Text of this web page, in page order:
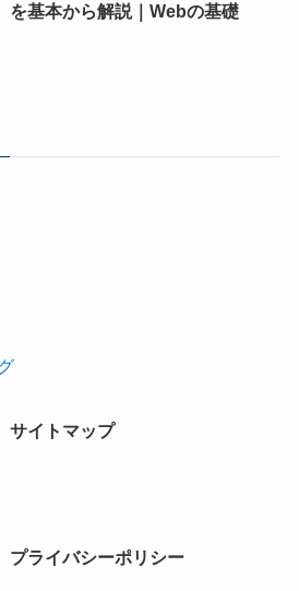
を基本から解説｜Webの基礎
サイトマップ
プライバシーポリシー